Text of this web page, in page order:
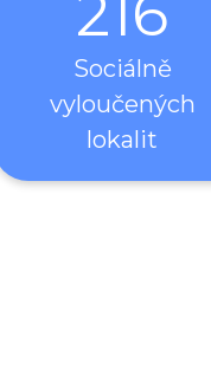
216
Sociálně
vyloučených
lokalit